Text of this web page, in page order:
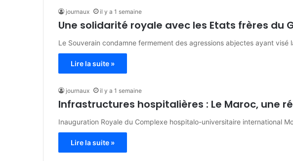
journaux il y a 1 semaine
Une solidarité royale avec les Etats frères du
Le Souverain condamne fermement des agressions abjectes ayant
Lire la suite »
journaux il y a 1 semaine
Infrastructures hospitalières : Le Maroc, une
Inauguration Royale du Complexe hospitalo-universitaire international
Lire la suite »